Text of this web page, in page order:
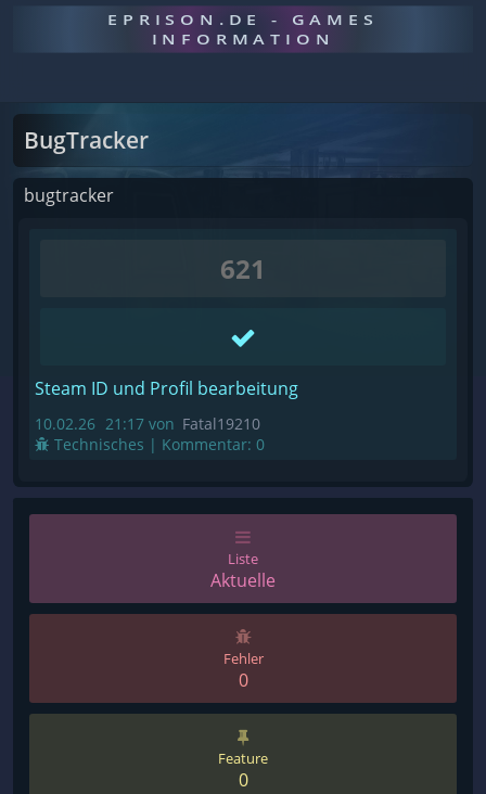
EPRISON.DE - GAMES
INFORMATION
BugTracker
bugtracker
621
Steam ID und Profil bearbeitung
10.02.26 21:17 von Fatal19210
Technisches | Kommentar: 0
Liste
Aktuelle
Fehler
0
Feature
0